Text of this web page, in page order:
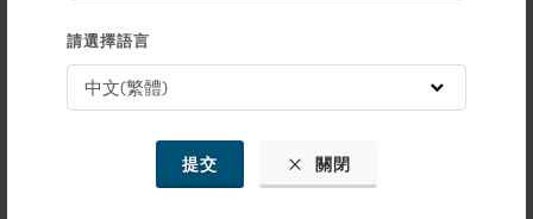
請選擇語言
提交 關閉